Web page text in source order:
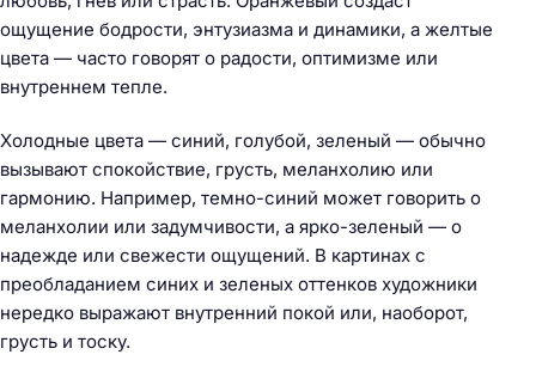
ощущение бодрости, энтузиазма и динамики, а желтые
цвета — часто говорят о радости, оптимизме или
внутреннем тепле.
Холодные цвета — синий, голубой, зеленый — обычно
вызывают спокойствие, грусть, меланхолию или
гармонию. Например, темно-синий может говорить о
меланхолии или задумчивости, а ярко-зеленый — о
надежде или свежести ощущений. В картинах с
преобладанием синих и зеленых оттенков художники
нередко выражают внутренний покой или, наоборот,
грусть и тоску.